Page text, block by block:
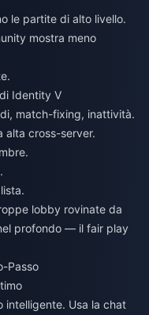
le partite di alto livello.
mostra meno
Identity V
match-fixing, inattività.
alta cross-server.
lobby rovinate da
profondo — il fair play
Passo
intelligente. Usa la chat